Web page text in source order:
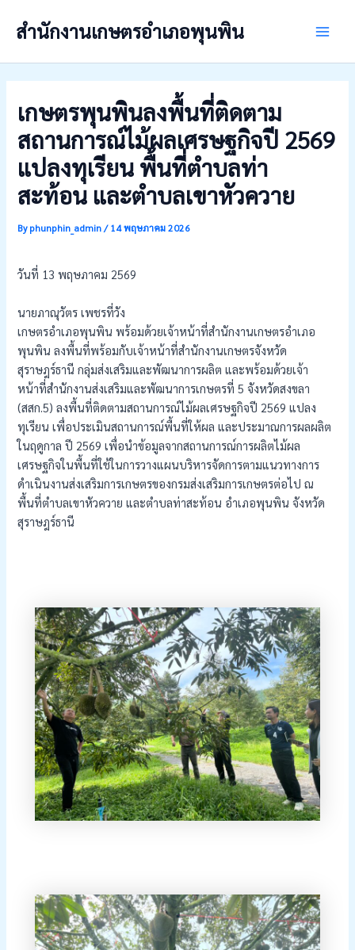
สำนักงานเกษตรอำเภอพุนพิน
Menu
เกษตรพุนพินลงพื้นที่ติดตาม
สถานการณ์ไม้ผลเศรษฐกิจปี 2569
แปลงทุเรียน พื้นที่ตำบลท่า
สะท้อน และตำบลเขาหัวควาย
Byphunphin_admin/14 พฤษภาคม 2026
วันที่ 13 พฤษภาคม 2569
นายภาณุวัตร เพชรที่วัง
เกษตรอำเภอพุนพิน พร้อมด้วยเจ้าหน้าที่สำนักงานเกษตรอำเภอ
พุนพิน ลงพื้นที่พร้อมกับเจ้าหน้าที่สำนักงานเกษตรจังหวัด
สุราษฎร์ธานี กลุ่มส่งเสริมและพัฒนาการผลิต และพร้อมด้วยเจ้า
หน้าที่สำนักงานส่งเสริมและพัฒนาการเกษตรที่ 5 จังหวัดสงขลา
(สสก.5) ลงพื้นที่ติดตามสถานการณ์ไม้ผลเศรษฐกิจปี 2569 แปลง
ทุเรียน เพื่อประเมินสถานการณ์พื้นที่ให้ผล และประมาณการผลผลิต
ในฤดูกาล ปี 2569 เพื่อนำข้อมูลจากสถานการณ์การผลิตไม้ผล
เศรษฐกิจในพื้นที่ใช้ในการวางแผนบริหารจัดการตามแนวทางการ
ดำเนินงานส่งเสริมการเกษตรของกรมส่งเสริมการเกษตรต่อไป ณ
พื้นที่ตำบลเขาหัวควาย และตำบลท่าสะท้อน อำเภอพุนพิน จังหวัด
สุราษฎร์ธานี